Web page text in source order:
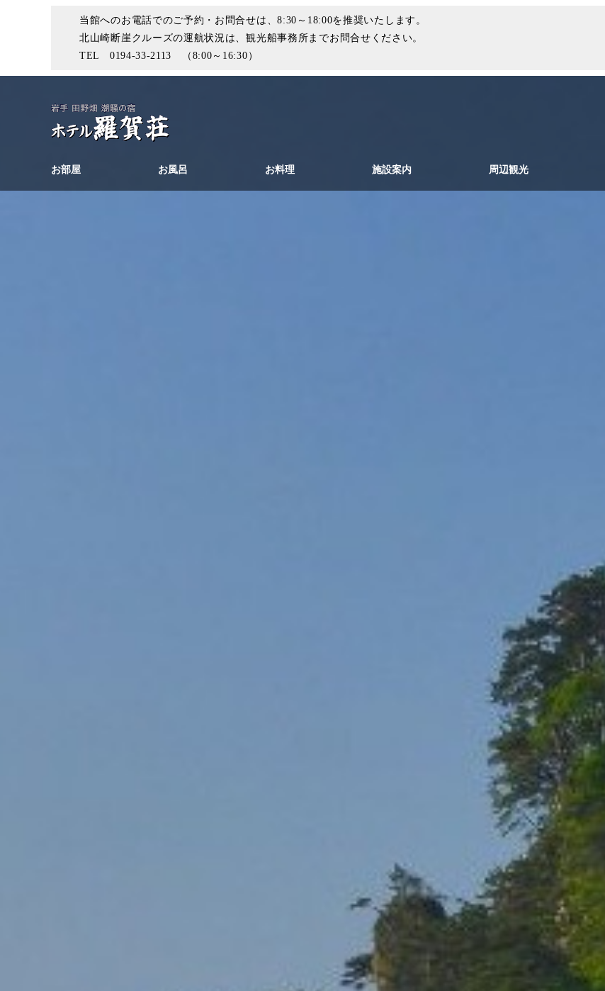
当館へのお電話でのご予約・お問合せは、8:30～18:00を推奨いたします。
北山崎断崖クルーズの運航状況は、観光船事務所までお問合せください。
TEL 0194-33-2113 （8:00～16:30）
お部屋 お風呂 お料理 施設案内 周辺観光